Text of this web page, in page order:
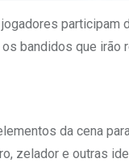
participam
bandidos que irão
da cena
zelador e outras